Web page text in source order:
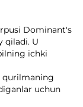
Dominant's
qiladi. U
ichki
qurilmaning
uchun